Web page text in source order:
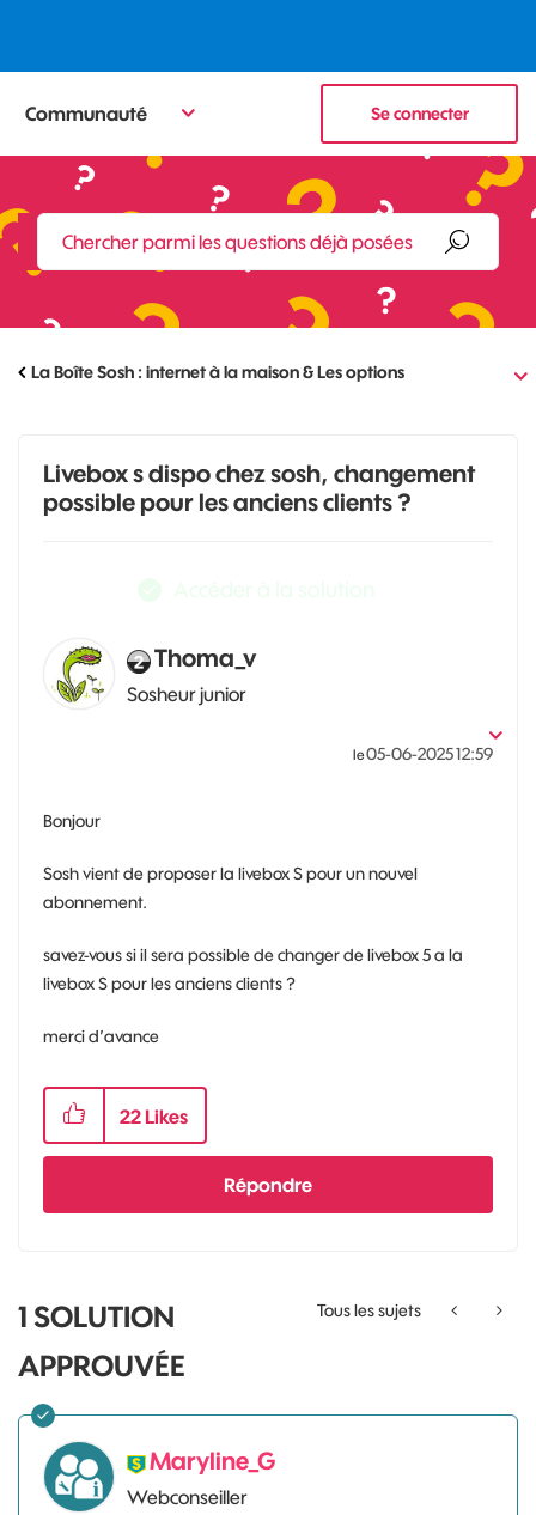
Communauté Se connecter
La Boîte Sosh : internet à la maison & Les options
Livebox s dispo chez sosh, changement
possible pour les anciens clients ?
Thoma_v
Sosheur junior
le‎05-06-202512:59
Bonjour
Sosh vient de proposer la livebox S pour un nouvel
abonnement.
savez-vous si il sera possible de changer de livebox 5 a la
livebox S pour les anciens clients ?
merci d’avance
22 Likes
Répondre
Tous les sujets
1 SOLUTION
APPROUVÉE
Maryline_G
Webconseiller